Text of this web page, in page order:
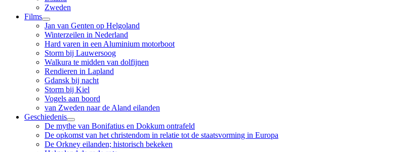
Zweden
Films
Jan van Genten op Helgoland
Winterzeilen in Nederland
Hard varen in een Aluminium motorboot
Storm bij Lauwersoog
Walkura te midden van dolfijnen
Rendieren in Lapland
Gdansk bij nacht
Storm bij Kiel
Vogels aan boord
van Zweden naar de Aland eilanden
Geschiedenis
De mythe van Bonifatius en Dokkum ontrafeld
De opkomst van het christendom in relatie tot de staatsvorming in Europa
De Orkney eilanden; historisch bekeken